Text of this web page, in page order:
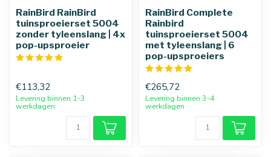
RainBird RainBird
tuinsproeierset 5004
zonder tyleenslang | 4x
pop-upsproeier
€113,32
Levering binnen 1-3
werkdagen
RainBird Complete
Rainbird
tuinsproeierset 5004
met tyleenslang | 6
pop-upsproeiers
€265,72
Levering binnen 3-4
werkdagen